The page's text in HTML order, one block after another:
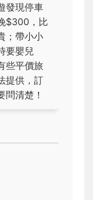
發現停車
$300，比
；帶小小
要嬰兒
些平價旅
提供，訂
問清楚！